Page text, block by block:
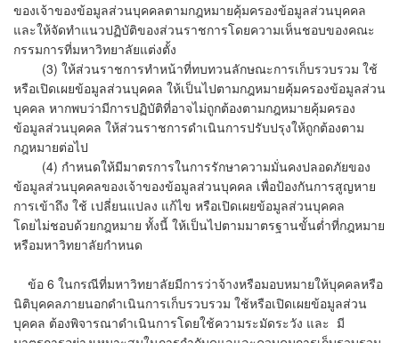
ของเจ้าของข้อมูลส่วนบุคคลตามกฎหมายคุ้มครองข้อมูลส่วนบุคคล
และให้จัดทำแนวปฏิบัติของส่วนราชการโดยความเห็นชอบของคณะ
กรรมการที่มหาวิทยาลัยแต่งตั้ง
​(3) ให้ส่วนราชการทำหน้าที่ทบทวนลักษณะการเก็บรวบรวม ใช้
หรือเปิดเผยข้อมูลส่วนบุคคล ให้เป็นไปตามกฎหมายคุ้มครองข้อมูลส่วน
บุคคล หากพบว่ามีการปฏิบัติที่อาจไม่ถูกต้องตามกฎหมายคุ้มครอง
ข้อมูลส่วนบุคคล ให้ส่วนราชการดำเนินการปรับปรุงให้ถูกต้องตาม
กฎหมายต่อไป
​ (4) กำหนดให้มีมาตรการในการรักษาความมั่นคงปลอดภัยของ
ข้อมูลส่วนบุคคลของเจ้าของข้อมูลส่วนบุคคล เพื่อป้องกันการสูญหาย
การเข้าถึง ใช้ เปลี่ยนแปลง แก้ไข หรือเปิดเผยข้อมูลส่วนบุคคล
โดยไม่ชอบด้วยกฎหมาย ทั้งนี้ ให้เป็นไปตามมาตรฐานขั้นต่ำที่กฎหมาย
หรือมหาวิทยาลัยกำหนด
ข้อ 6 ในกรณีที่มหาวิทยาลัยมีการว่าจ้างหรือมอบหมายให้บุคคลหรือ
นิติบุคคลภายนอกดำเนินการเก็บรวบรวม ใช้หรือเปิดเผยข้อมูลส่วน
บุคคล ต้องพิจารณาดำเนินการโดยใช้ความระมัดระวัง และ มี